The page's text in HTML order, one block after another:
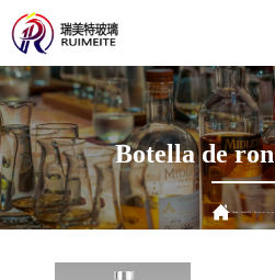
Botella de
 HOGAR PRODUCTOS Botella de ron con